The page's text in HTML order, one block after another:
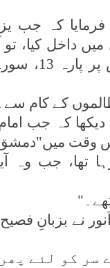
کہ جب
داخل کیا،
عنہ کے مقدس ہونٹ ہل
ظالموں کے کام
دیکھا کہ جب
اُس وقت
نے بزبانِ
سر کو لئے